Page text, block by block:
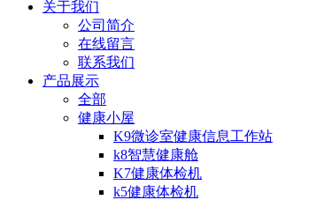
关于我们
公司简介
在线留言
联系我们
产品展示
全部
健康小屋
K9微诊室健康信息工作站
k8智慧健康舱
K7健康体检机
k5健康体检机